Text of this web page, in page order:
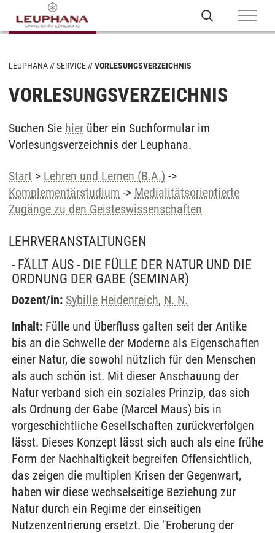
LEUPHANA SERVICE VORLESUNGSVERZEICHNIS
VORLESUNGSVERZEICHNIS
Suchen Sie hier über ein Suchformular im
Vorlesungsverzeichnis der Leuphana.
Start > Lehren und Lernen (B.A.) ->
Komplementärstudium -> Medialitätsorientierte
Zugänge zu den Geisteswissenschaften
LEHRVERANSTALTUNGEN
- FÄLLT AUS - DIE FÜLLE DER NATUR UND DIE
ORDNUNG DER GABE (SEMINAR)
Dozent/in: Sybille Heidenreich, N. N.
Inhalt: Fülle und Überfluss galten seit der Antike
bis an die Schwelle der Moderne als Eigenschaften
einer Natur, die sowohl nützlich für den Menschen
als auch schön ist. Mit dieser Anschauung der
Natur verband sich ein soziales Prinzip, das sich
als Ordnung der Gabe (Marcel Maus) bis in
vorgeschichtliche Gesellschaften zurückverfolgen
lässt. Dieses Konzept lässt sich auch als eine frühe
Form der Nachhaltigkeit begreifen Offensichtlich,
das zeigen die multiplen Krisen der Gegenwart,
haben wir diese wechselseitige Beziehung zur
Natur durch ein Regime der einseitigen
Nutzenzentrierung ersetzt. Die "Eroberung der